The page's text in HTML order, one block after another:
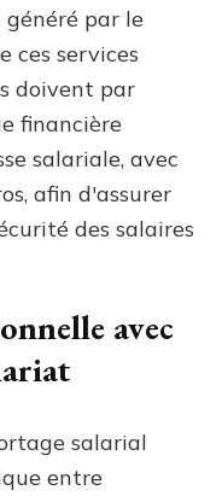
par le
ces services
doivent par
financière
salariale, avec
afin d'assurer
des salaires
avec
salarial
entre